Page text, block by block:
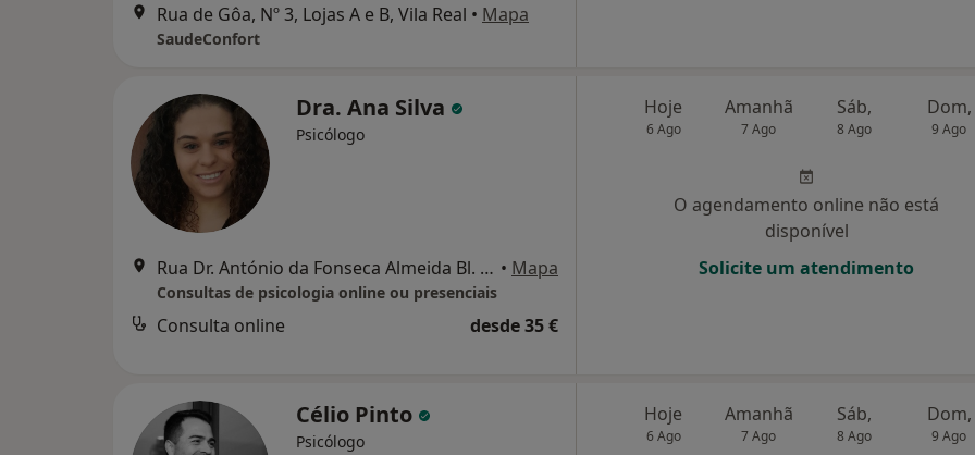
Rua de Gôa, Nº 3, Lojas A e B, Vila Real • Mapa
SaudeConfort
Dra. Ana Silva
Psicólogo
Rua Dr. António da Fonseca Almeida Bl. 3, R/c drto, Peso Da Régua • Mapa
Consultas de psicologia online ou presenciais
Consulta online desde 35 €
Hoje
6 Ago
Amanhã
7 Ago
Sáb,
8 Ago
Dom,
9 Ago
O agendamento online não está
disponível
Solicite um atendimento
Célio Pinto
Psicólogo
Hoje
6 Ago
Amanhã
7 Ago
Sáb,
8 Ago
Dom,
9 Ago